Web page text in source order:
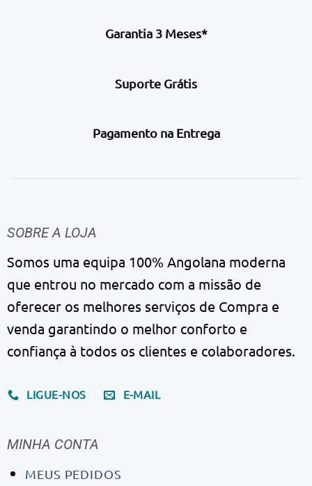
Garantia 3 Meses*
Suporte Grátis
Pagamento na Entrega
SOBRE A LOJA
Somos uma equipa 100% Angolana moderna
que entrou no mercado com a missão de
oferecer os melhores serviços de Compra e
venda garantindo o melhor conforto e
confiança à todos os clientes e colaboradores.
LIGUE-NOS E-MAIL
MINHA CONTA
MEUS PEDIDOS